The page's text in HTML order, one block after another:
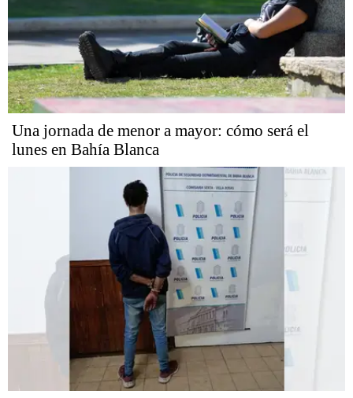
Una jornada de menor a mayor: cómo será el
lunes en Bahía Blanca